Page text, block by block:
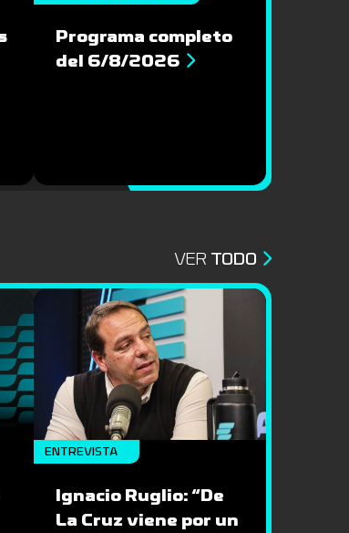
Programa completo
del 6/8/2026
VER TODO
ENTREVISTA
Ignacio Ruglio: “De
La Cruz viene por un